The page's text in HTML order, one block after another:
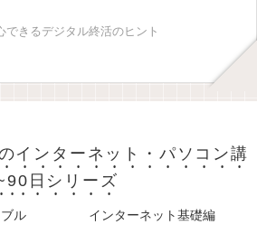
できるデジタル終活のヒント
インターネット・パソコン講
日シリーズ
ル
インターネット基礎編